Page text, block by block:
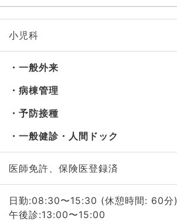
小児科
一般外来
病棟管理
予防接種
一般健診・人間ドック
医師免許、保険医登録済
日勤:08:30〜15:30 (休憩時間: 60分)
午後診:13:00〜15:00